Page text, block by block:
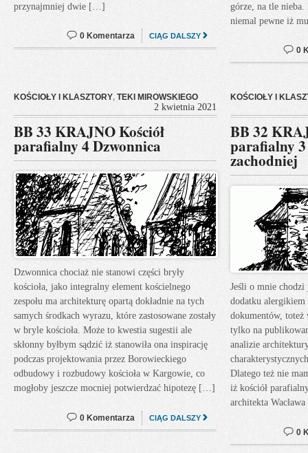
przynajmniej dwie […]
CIĄG DALSZY
0 Komentarza
górze, na tle
niemal pewne iż
0
KOŚCIOŁY I KLASZTORY, TEKI MIROWSKIEGO
2 kwietnia 2021
BB 33 KRAJNO Kościół
parafialny 4 Dzwonnica
Dzwonnica chociaż nie stanowi części bryły
kościoła, jako integralny element kościelnego
zespołu ma architekturę opartą dokładnie na tych
samych środkach wyrazu, które zastosowane zostały
w bryle kościoła. Może to kwestia sugestii ale
skłonny byłbym sądzić iż stanowiła ona inspirację
podczas projektowania przez Borowieckiego
odbudowy i rozbudowy kościoła w Kargowie, co
mogłoby jeszcze mocniej potwierdzać hipotezę […]
CIĄG DALSZY
0 Komentarza
KOŚCIOŁY I
BB 32
parafialny
zachodniej
Jeśli o mnie
dodatku
dokumentów, toteż
tylko na
analizie
Dlatego też nie
iż kościół
architekta
0